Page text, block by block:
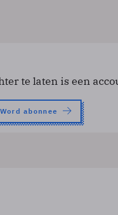
te laten is een
Word abonnee